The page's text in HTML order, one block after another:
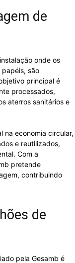
de
onde os
são
principal é
processados,
aterros sanitários e
na economia circular,
e reutilizados,
Com a
pretende
contribuindo
de
pela Gesamb é